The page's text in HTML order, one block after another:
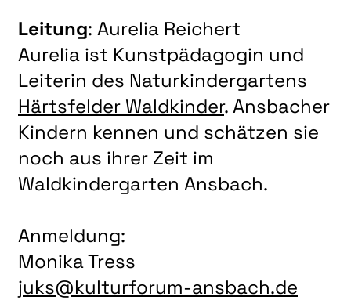
Leitung: Aurelia Reichert
Aurelia ist Kunstpädagogin und
Leiterin des Naturkindergartens
Härtsfelder Waldkinder. Ansbacher
Kindern kennen und schätzen sie
noch aus ihrer Zeit im
Waldkindergarten Ansbach.
Anmeldung:
Monika Tress
juks@kulturforum-ansbach.de